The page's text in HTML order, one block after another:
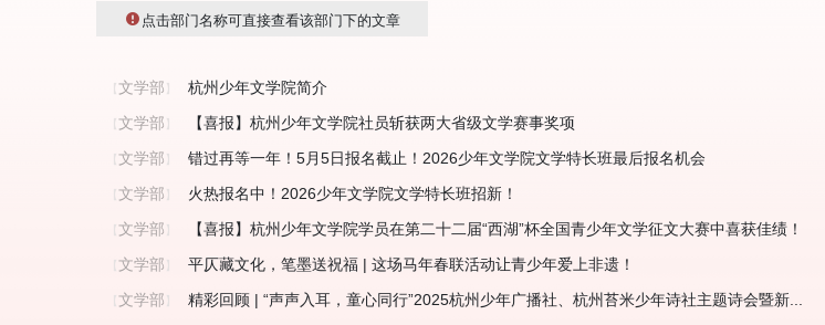
点击部门名称可直接查看该部门下的文章
文学部 杭州少年文学院简介
文学部 【喜报】杭州少年文学院社员斩获两大省级文学赛事奖项
文学部 错过再等一年！5月5日报名截止！2026少年文学院文学特长班最后报名机会
文学部 火热报名中！2026少年文学院文学特长班招新！
文学部 【喜报】杭州少年文学院学员在第二十二届“西湖”杯全国青少年文学征文大赛中喜获佳绩！
文学部 平仄藏文化，笔墨送祝福 | 这场马年春联活动让青少年爱上非遗！
文学部 精彩回顾 | “声声入耳，童心同行”2025杭州少年广播社、杭州苔米少年诗社主题诗会暨新...